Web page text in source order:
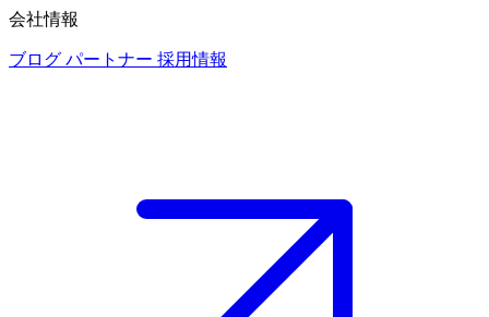
会社情報
ブログ パートナー 採用情報